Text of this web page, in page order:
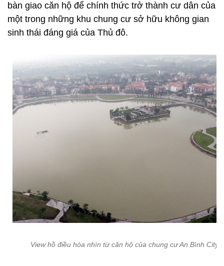
bàn giao căn hộ để chính thức trở thành cư dân của
một trong những khu chung cư sở hữu không gian
sinh thái đáng giá của Thủ đô.
View hồ điều hòa nhìn từ căn hộ của chung cư An Bình City